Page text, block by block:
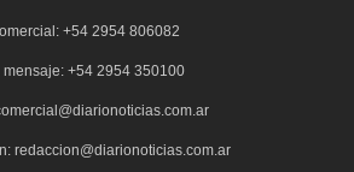
+54 2954 806082
mensaje: +54 2954 350100
redaccion@diarionoticias.com.ar